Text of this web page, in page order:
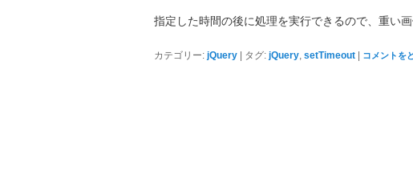
指定した時間の後に処理を実行できるので、重い
カテゴリー: jQuery | タグ: jQuery setTimeout | コメントを